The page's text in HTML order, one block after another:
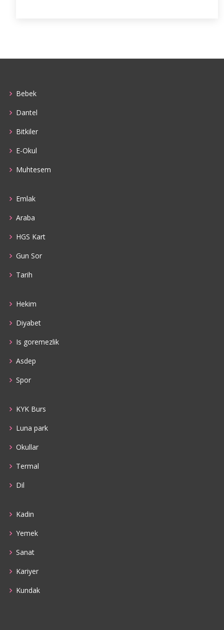
Bebek
Dantel
Bitkiler
E-Okul
Muhtesem
Emlak
Araba
HGS Kart
Gun Sor
Tarih
Hekim
Diyabet
Is goremezlik
Asdep
Spor
KYK Burs
Luna park
Okullar
Termal
Dil
Kadin
Yemek
Sanat
Kariyer
Kundak